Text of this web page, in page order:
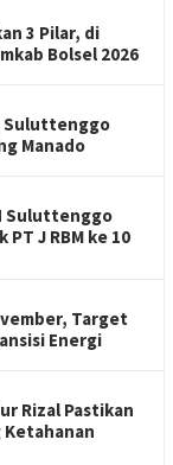
3 Pilar, di
Bolsel 2026
Suluttenggo
Manado
Suluttenggo
J RBM ke 10
Target
Energi
Rizal Pastikan
Ketahanan